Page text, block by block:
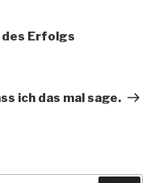
des Erfolgs
ich das mal sage.